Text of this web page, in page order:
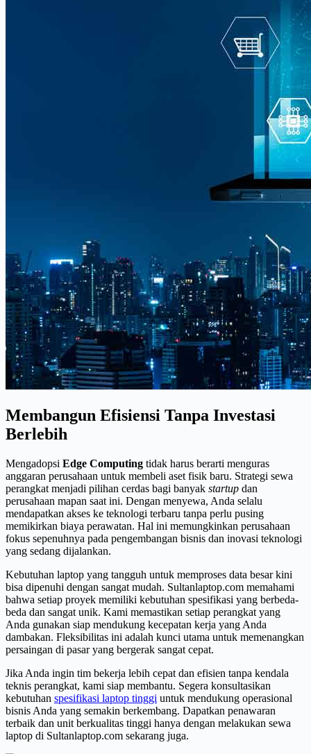
Membangun Efisiensi Tanpa Investasi
Berlebih
Mengadopsi Edge Computing tidak harus berarti menguras
anggaran perusahaan untuk membeli aset fisik baru. Strategi sewa
perangkat menjadi pilihan cerdas bagi banyak startup dan
perusahaan mapan saat ini. Dengan menyewa, Anda selalu
mendapatkan akses ke teknologi terbaru tanpa perlu pusing
memikirkan biaya perawatan. Hal ini memungkinkan perusahaan
fokus sepenuhnya pada pengembangan bisnis dan inovasi teknologi
yang sedang dijalankan.
Kebutuhan laptop yang tangguh untuk memproses data besar kini
bisa dipenuhi dengan sangat mudah. Sultanlaptop.com memahami
bahwa setiap proyek memiliki kebutuhan spesifikasi yang berbeda-
beda dan sangat unik. Kami memastikan setiap perangkat yang
Anda gunakan siap mendukung kecepatan kerja yang Anda
dambakan. Fleksibilitas ini adalah kunci utama untuk memenangkan
persaingan di pasar yang bergerak sangat cepat.
Jika Anda ingin tim bekerja lebih cepat dan efisien tanpa kendala
teknis perangkat, kami siap membantu. Segera konsultasikan
kebutuhan spesifikasi laptop tinggi untuk mendukung operasional
bisnis Anda yang semakin berkembang. Dapatkan penawaran
terbaik dan unit berkualitas tinggi hanya dengan melakukan sewa
laptop di Sultanlaptop.com sekarang juga.